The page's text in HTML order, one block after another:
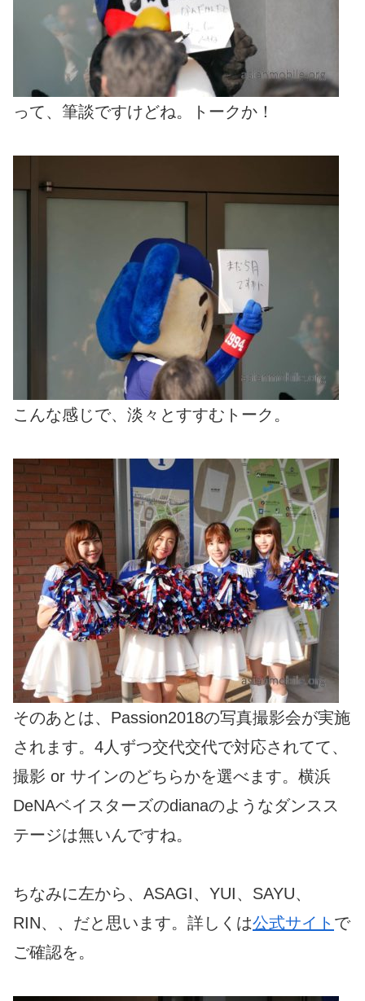
って、筆談ですけどね。トークか！
こんな感じで、淡々とすすむトーク。
そのあとは、Passion2018の写真撮影会が実施
されます。4人ずつ交代交代で対応されてて、
撮影 or サインのどちらかを選べます。横浜
DeNAベイスターズのdianaのようなダンスス
テージは無いんですね。
ちなみに左から、ASAGI、YUI、SAYU、
RIN、、だと思います。詳しくは公式サイト で
ご確認を。